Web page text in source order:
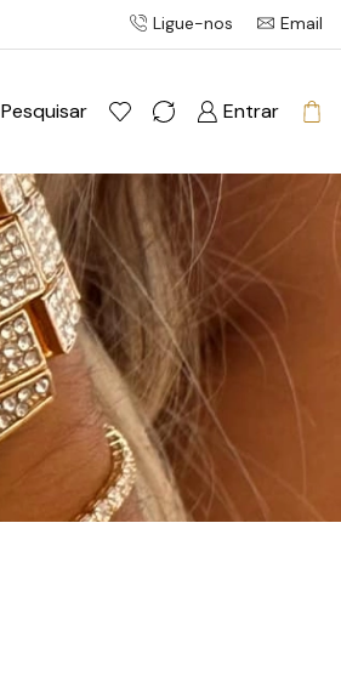
Entrega gratuita em pedidos
Ligue-nos Email
Pesquisar Entrar